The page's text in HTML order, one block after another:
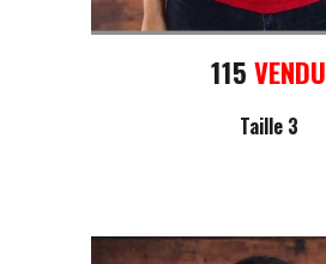
115 VENDU
Taille 3